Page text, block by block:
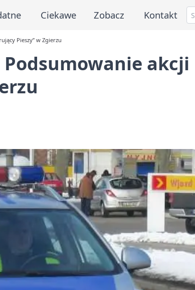
Ciekawe Zobacz Kontakt
Pieszy” w Zgierzu
akcji